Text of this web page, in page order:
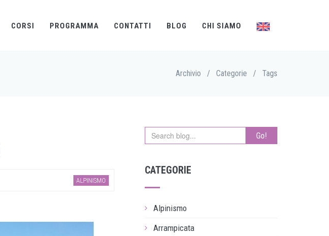
CORSI PROGRAMMA CONTATTI BLOG CHI SIAMO
Archivio / Categorie / Tags
ALPINISMO
Go!
CATEGORIE
Alpinismo
Arrampicata